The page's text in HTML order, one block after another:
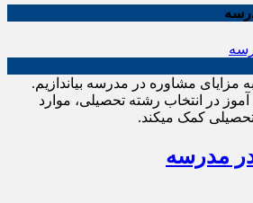
مزایای مشاوره در مدرسه بیاندازیم.
در انتخاب رشته­ تحصیلی، موارد
کمک می­کند.
مدرسه